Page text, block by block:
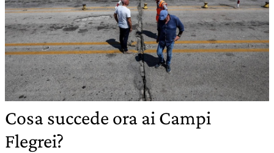
Cosa succede ora ai Campi
Flegrei?